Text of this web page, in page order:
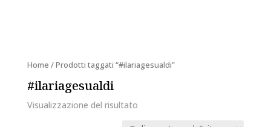
Home / Prodotti taggati “#ilariagesualdi”
#ilariagesualdi
Visualizzazione del risultato